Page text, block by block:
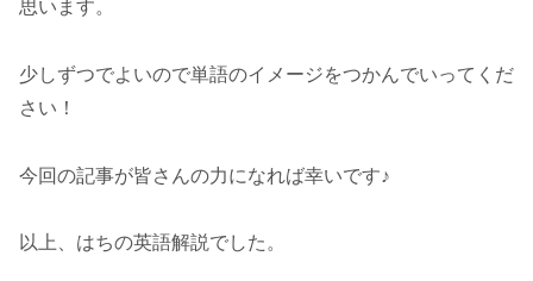
思います。
少しずつでよいので単語のイメージをつかんでいってくだ
さい！
今回の記事が皆さんの力になれば幸いです♪
以上、はちの英語解説でした。